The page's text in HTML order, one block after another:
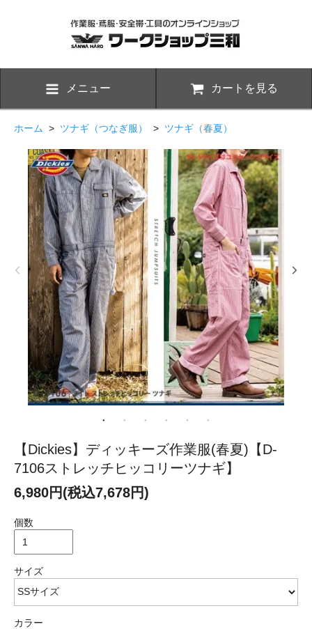
メニュー カートを見る
ホーム > ツナギ（つなぎ服） > ツナギ（春夏）
【Dickies】ディッキーズ作業服(春夏)【D-
7106ストレッチヒッコリーツナギ】
6,980円(税込7,678円)
個数
サイズ
カラー